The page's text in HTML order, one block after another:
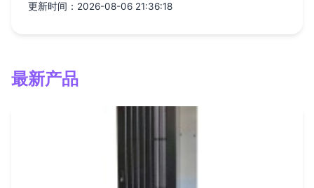
更新时间：2026-08-06 21:36:18
最新产品